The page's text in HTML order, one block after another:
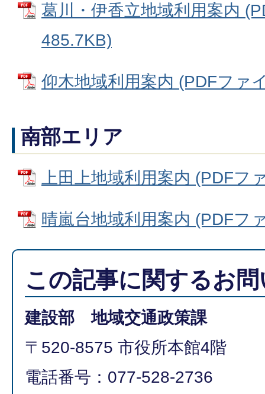
葛川・伊香立地域利用案内
485.7KB)
仰木地域利用案内 (PDFファ
南部エリア
上田上地域利用案内 (PDFフ
晴嵐台地域利用案内 (PDFフ
この記事に関するお
建設部 地域交通政策課
〒520-8575 市役所本館4階
電話番号：077-528-2736